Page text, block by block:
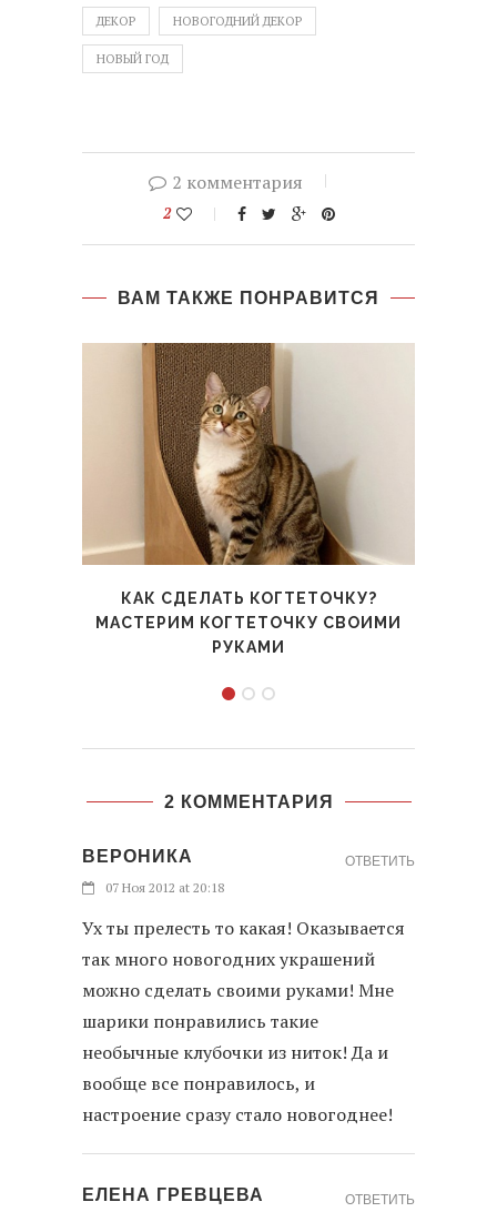
ДЕКОР НОВОГОДНИЙ ДЕКОР
НОВЫЙ ГОД
2 комментария
2
ВАМ ТАКЖЕ ПОНРАВИТСЯ
КАК СДЕЛАТЬ КОГТЕТОЧКУ?
МАСТЕРИМ КОГТЕТОЧКУ СВОИМИ
РУКАМИ
2 КОММЕНТАРИЯ
ВЕРОНИКА
07 Ноя 2012 at 20:18
Ух ты прелесть то какая! Оказывается
так много новогодних украшений
можно сделать своими руками! Мне
шарики понравились такие
необычные клубочки из ниток! Да и
вообще все понравилось, и
настроение сразу стало новогоднее!
ОТВЕТИТЬ
ЕЛЕНА ГРЕВЦЕВА ОТВЕТИТЬ